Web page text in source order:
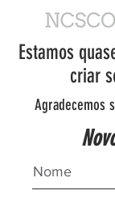
Estamos
criar
Agradecemos